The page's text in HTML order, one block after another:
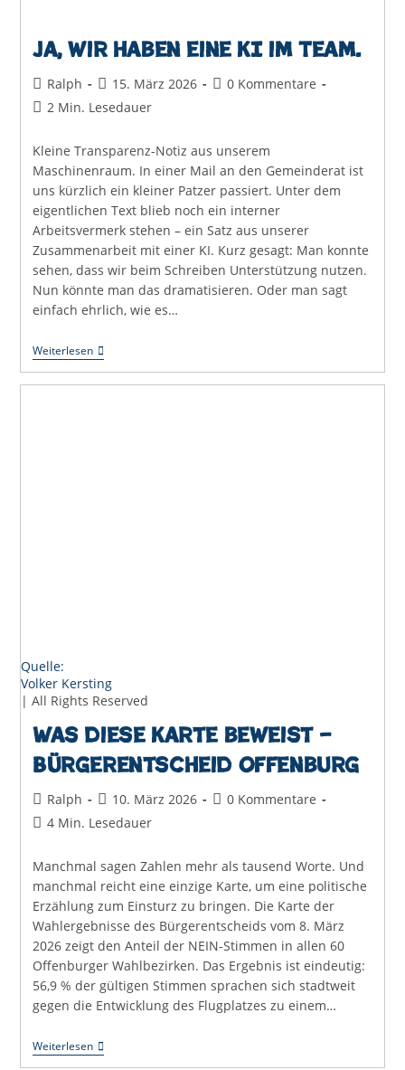
Ja, wir haben eine KI im Team.
Beitrags-
Autor:
Ralph
Beitrag
veröffentlicht:
15. März 2026
Beitrags-
0 Kommentare
Lesedauer:
2 Min. Lesedauer
Kleine Transparenz-Notiz aus unserem
Maschinenraum. In einer Mail an den Gemeinderat ist
uns kürzlich ein kleiner Patzer passiert. Unter dem
eigentlichen Text blieb noch ein interner
Arbeitsvermerk stehen – ein Satz aus unserer
Zusammenarbeit mit einer KI. Kurz gesagt: Man konnte
sehen, dass wir beim Schreiben Unterstützung nutzen.
Nun könnte man das dramatisieren. Oder man sagt
einfach ehrlich, wie es…
WeiterlesenJa,
Wir
Quelle:
Volker Kersting
| All Rights Reserved
Was diese Karte beweist –
Bürgerentscheid Offenburg
Beitrags-
Autor:
Ralph
Beitrag
veröffentlicht:
10. März 2026
Beitrags-
0 Kommentare
Lesedauer:
4 Min. Lesedauer
Manchmal sagen Zahlen mehr als tausend Worte. Und
manchmal reicht eine einzige Karte, um eine politische
Erzählung zum Einsturz zu bringen. Die Karte der
Wahlergebnisse des Bürgerentscheids vom 8. März
2026 zeigt den Anteil der NEIN-Stimmen in allen 60
Offenburger Wahlbezirken. Das Ergebnis ist eindeutig:
56,9 % der gültigen Stimmen sprachen sich stadtweit
gegen die Entwicklung des Flugplatzes zu einem…
WeiterlesenWas
Diese